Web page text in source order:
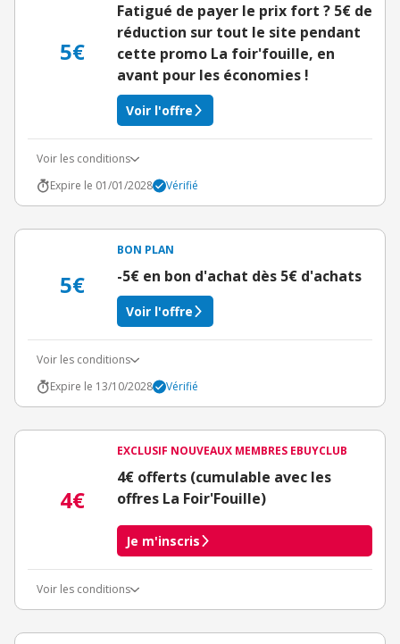
5€
Fatigué de payer le prix fort ? 5€ de
réduction sur tout le site pendant
cette promo La foir'fouille, en
avant pour les économies !
Voir l'offre
Voir les conditions
Expire le 01/01/2028
Vérifié
5€
BON PLAN
-5€ en bon d'achat dès 5€ d'achats
Voir l'offre
Voir les conditions
Expire le 13/10/2028
Vérifié
4€
EXCLUSIF NOUVEAUX MEMBRES EBUYCLUB
4€ offerts (cumulable avec les
offres La Foir'Fouille)
Je m'inscris
Voir les conditions
3€ de bienvenue crédités immédiatement + 1€ supplémentaire